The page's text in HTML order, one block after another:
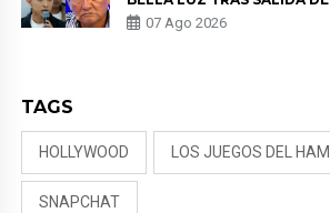
PADRE POR POLÉMICA CON
NALDY SALDAÑA
07 Ago 2026
TAGS
HOLLYWOOD LOS JUEGOS DEL
SNAPCHAT